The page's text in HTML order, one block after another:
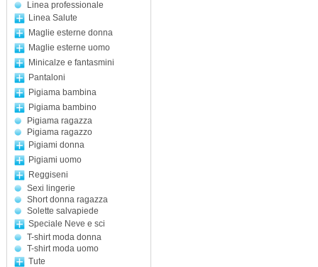
Linea professionale
Linea Salute
Maglie esterne donna
Maglie esterne uomo
Minicalze e fantasmini
Pantaloni
Pigiama bambina
Pigiama bambino
Pigiama ragazza
Pigiama ragazzo
Pigiami donna
Pigiami uomo
Reggiseni
Sexi lingerie
Short donna ragazza
Solette salvapiede
Speciale Neve e sci
T-shirt moda donna
T-shirt moda uomo
Tute